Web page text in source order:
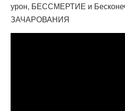
урон, БЕССМЕРТИЕ и
ЗАЧАРОВАНИЯ